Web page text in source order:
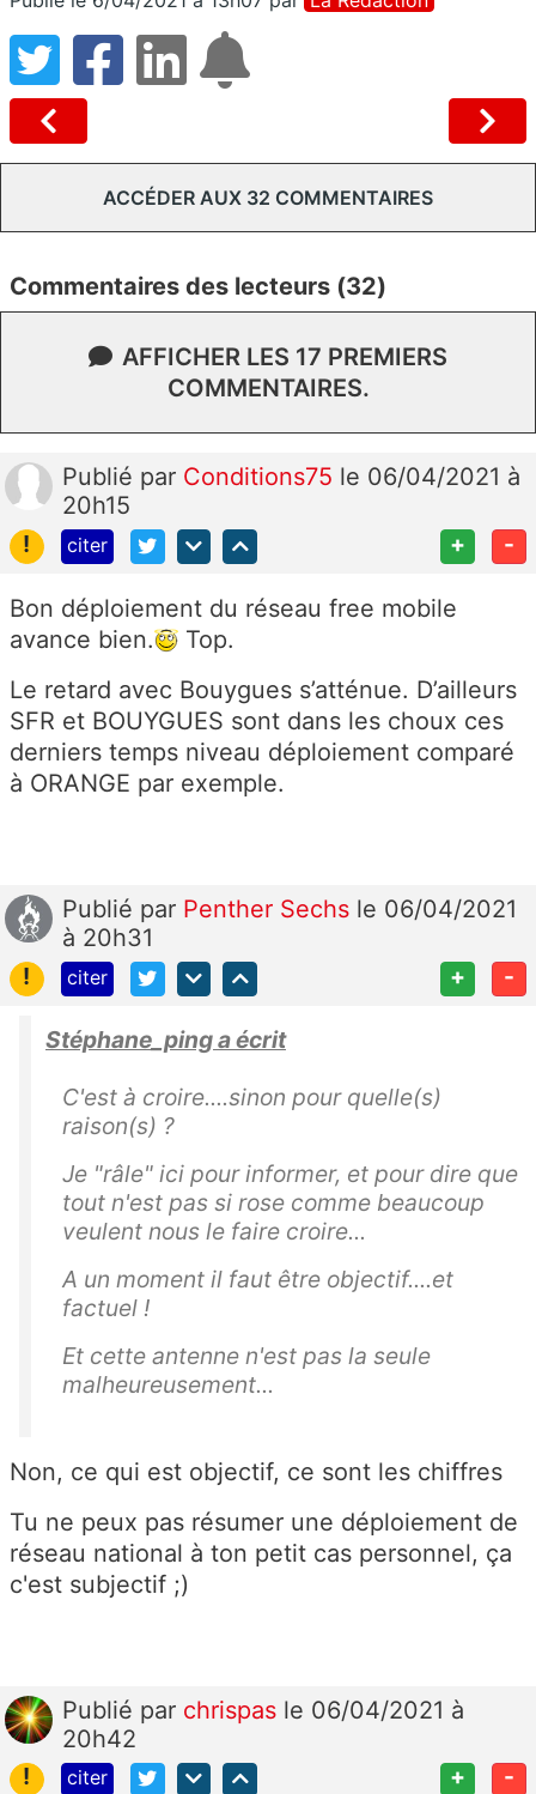
ACCÉDER AUX 32 COMMENTAIRES
Commentaires des lecteurs (32)
AFFICHER LES 17 PREMIERS
COMMENTAIRES.
Publié par Conditions75 le 06/04/2021 à
20h15
!
citer + -
Bon déploiement du réseau free mobile
avance bien.
Top.
Le retard avec Bouygues s’atténue. D’ailleurs
SFR et BOUYGUES sont dans les choux ces
derniers temps niveau déploiement comparé
à ORANGE par exemple.
Publié par Penther Sechs le 06/04/2021
à 20h31
!
citer + -
Stéphane_ping a écrit
C'est à croire....sinon pour quelle(s)
raison(s) ?
Je "râle" ici pour informer, et pour dire que
tout n'est pas si rose comme beaucoup
veulent nous le faire croire...
A un moment il faut être objectif....et
factuel !
Et cette antenne n'est pas la seule
malheureusement...
Non, ce qui est objectif, ce sont les chiffres
Tu ne peux pas résumer une déploiement de
réseau national à ton petit cas personnel, ça
c'est subjectif ;)
Publié par chrispas le 06/04/2021 à
20h42
!
citer + -